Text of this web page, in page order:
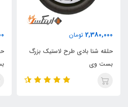
2,380,000 تومان
حلقه شنا بادی طرح لاستیک بزرگ
بست وی